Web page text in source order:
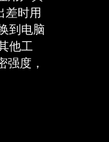
差时用
到电脑
他工
强度，